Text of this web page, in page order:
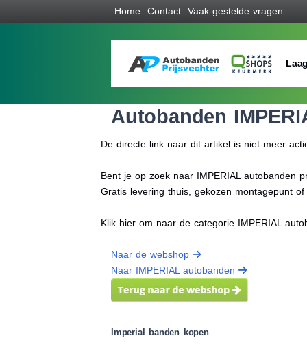
Home Contact Vaak gestelde vragen
Autobanden
De directe link naar dit artikel is niet meer
Bent je op zoek naar IMPERIAL autobanden
Gratis levering thuis, gekozen montagepunt
Klik hier om naar de categorie IMPERIAL
Naar de webshop
Naar IMPERIAL autobanden
Imperial banden kopen